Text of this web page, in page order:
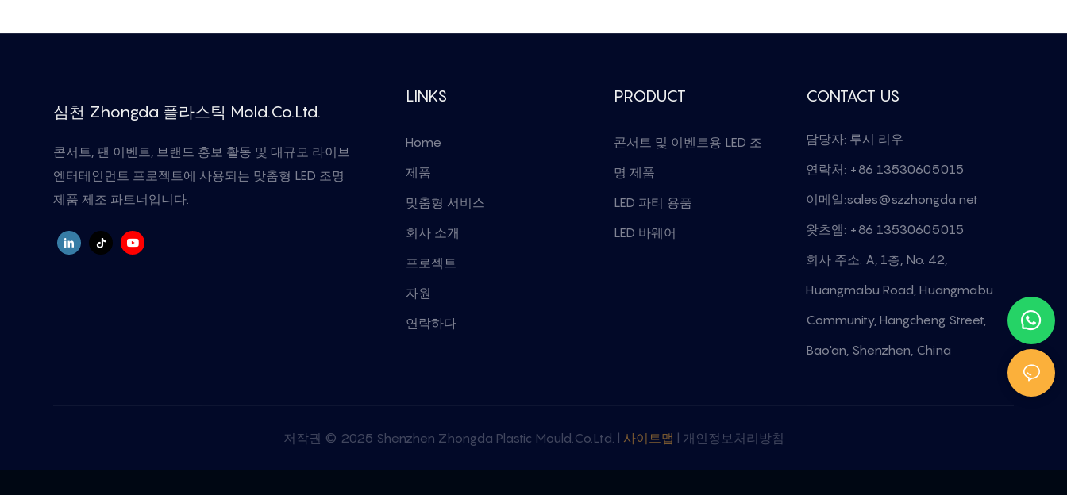
심천 Zhongda 플라스틱 Mold.Co.Ltd.
콘서트, 팬 이벤트, 브랜드 홍보 활동 및 대규모 라이브
엔터테인먼트 프로젝트에 사용되는 맞춤형 LED 조명
제품 제조 파트너입니다.
LINKS
Home
제품
맞춤형 서비스
회사 소개
프로젝트
자원
연락하다
PRODUCT
콘서트 및 이벤트용 LED 조
명 제품
LED 파티 용품
LED 바웨어
CONTACT US
담당자: 루시 리우
연락처: +86 13530605015
이메일:sales@szzhongda.net
왓츠앱: +86 13530605015
회사 주소: A, 1층, No. 42,
Huangmabu Road, Huangmabu
Community, Hangcheng Street,
Bao'an, Shenzhen, China
저작권 © 2025 Shenzhen Zhongda Plastic Mould.Co.Ltd. | 사이트맵 | 개인정보처리방침